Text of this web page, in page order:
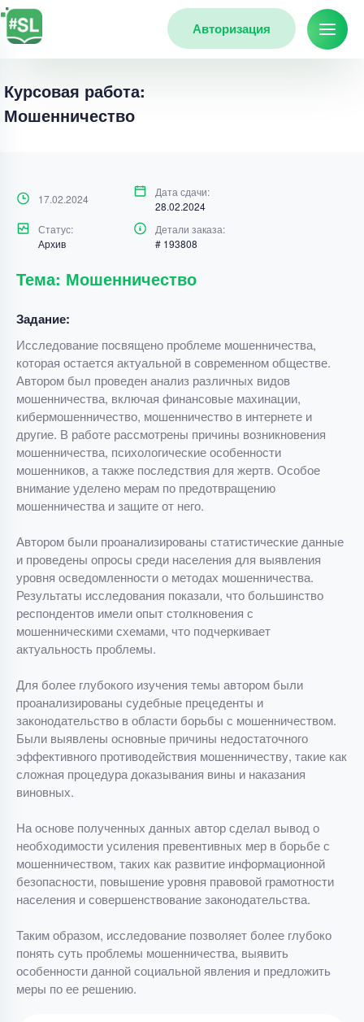
Авторизация
Курсовая работа:
Мошенничество
17.02.2024
Дата сдачи:
28.02.2024
Статус:
Архив
Детали заказа:
# 193808
Тема: Мошенничество
Задание:
Исследование посвящено проблеме мошенничества,
которая остается актуальной в современном обществе.
Автором был проведен анализ различных видов
мошенничества, включая финансовые махинации,
кибермошенничество, мошенничество в интернете и
другие. В работе рассмотрены причины возникновения
мошенничества, психологические особенности
мошенников, а также последствия для жертв. Особое
внимание уделено мерам по предотвращению
мошенничества и защите от него.
Автором были проанализированы статистические данные
и проведены опросы среди населения для выявления
уровня осведомленности о методах мошенничества.
Результаты исследования показали, что большинство
респондентов имели опыт столкновения с
мошенническими схемами, что подчеркивает
актуальность проблемы.
Для более глубокого изучения темы автором были
проанализированы судебные прецеденты и
законодательство в области борьбы с мошенничеством.
Были выявлены основные причины недостаточного
эффективного противодействия мошенничеству, такие как
сложная процедура доказывания вины и наказания
виновных.
На основе полученных данных автор сделал вывод о
необходимости усиления превентивных мер в борьбе с
мошенничеством, таких как развитие информационной
безопасности, повышение уровня правовой грамотности
населения и совершенствование законодательства.
Таким образом, исследование позволяет более глубоко
понять суть проблемы мошенничества, выявить
особенности данной социальной явления и предложить
меры по ее решению.